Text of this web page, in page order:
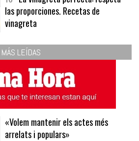
las proporciones. Recetas de
vinagreta
MÁS LEÍDAS
«Volem mantenir els actes més
arrelats i populars»